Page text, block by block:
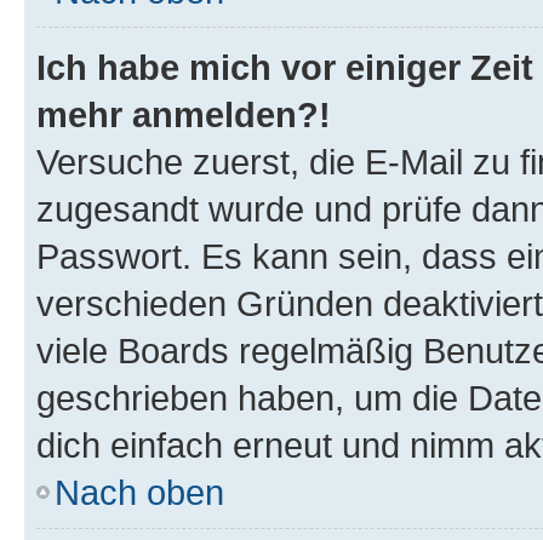
Ich habe mich vor einiger
mehr anmelden?!
Versuche zuerst, die E-Mail zu
zugesandt wurde und prüfe
Passwort. Es kann sein, dass
verschieden Gründen
viele Boards regelmäßig
geschrieben haben, um die
dich einfach erneut und nimm
Nach oben